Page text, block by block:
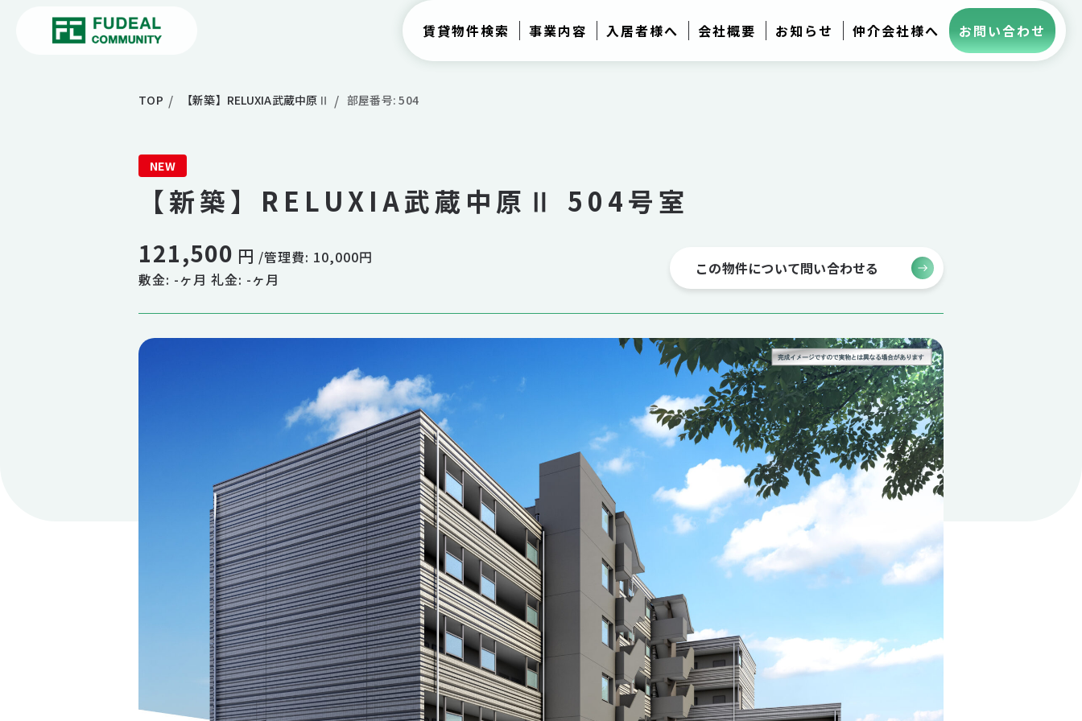
賃貸物件検索 事業内容 入居者様へ 会社概要 お知らせ 仲介会社様へ お問い合わせ
TOP 【新築】RELUXIA武蔵中原Ⅱ 部屋番号: 504
NEW
【新築】RELUXIA武蔵中原Ⅱ 504号室
121,500 円 /管理費: 10,000円
敷金: -ヶ月 礼金: -ヶ月
この物件について問い合わせる